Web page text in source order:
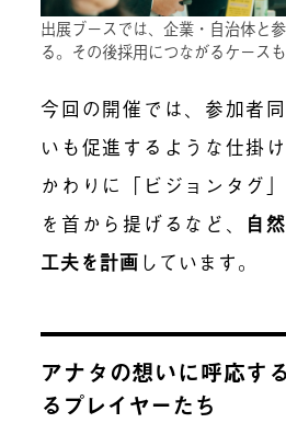
出展ブースでは、企業・自治体と
る。その後採用につながるケースも
今回の開催では、参加者
いも促進するような仕掛
かわりに「ビジョンタグ
を首から提げるなど、
自
工夫を計画 しています。
アナタの想いに呼応す
るプレイヤーたち